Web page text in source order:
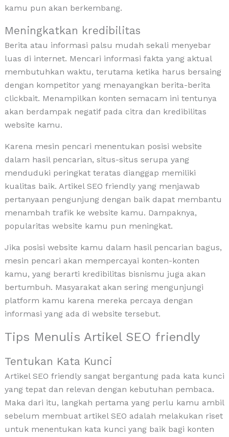
kamu pun akan berkembang.
Meningkatkan kredibilitas
Berita atau informasi palsu mudah sekali menyebar
luas di internet. Mencari informasi fakta yang aktual
membutuhkan waktu, terutama ketika harus bersaing
dengan kompetitor yang menayangkan berita-berita
clickbait. Menampilkan konten semacam ini tentunya
akan berdampak negatif pada citra dan kredibilitas
website kamu.
Karena mesin pencari menentukan posisi website
dalam hasil pencarian, situs-situs serupa yang
menduduki peringkat teratas dianggap memiliki
kualitas baik. Artikel SEO friendly yang menjawab
pertanyaan pengunjung dengan baik dapat membantu
menambah trafik ke website kamu. Dampaknya,
popularitas website kamu pun meningkat.
Jika posisi website kamu dalam hasil pencarian bagus,
mesin pencari akan mempercayai konten-konten
kamu, yang berarti kredibilitas bisnismu juga akan
bertumbuh. Masyarakat akan sering mengunjungi
platform kamu karena mereka percaya dengan
informasi yang ada di website tersebut.
Tips Menulis Artikel SEO friendly
Tentukan Kata Kunci
Artikel SEO friendly sangat bergantung pada kata kunci
yang tepat dan relevan dengan kebutuhan pembaca.
Maka dari itu, langkah pertama yang perlu kamu ambil
sebelum membuat artikel SEO adalah melakukan riset
untuk menentukan kata kunci yang baik bagi konten